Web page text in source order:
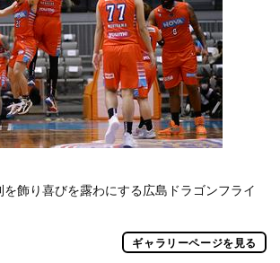
飾り喜びを露わにする広島ドラゴンフライ
ギャラリーページを見る